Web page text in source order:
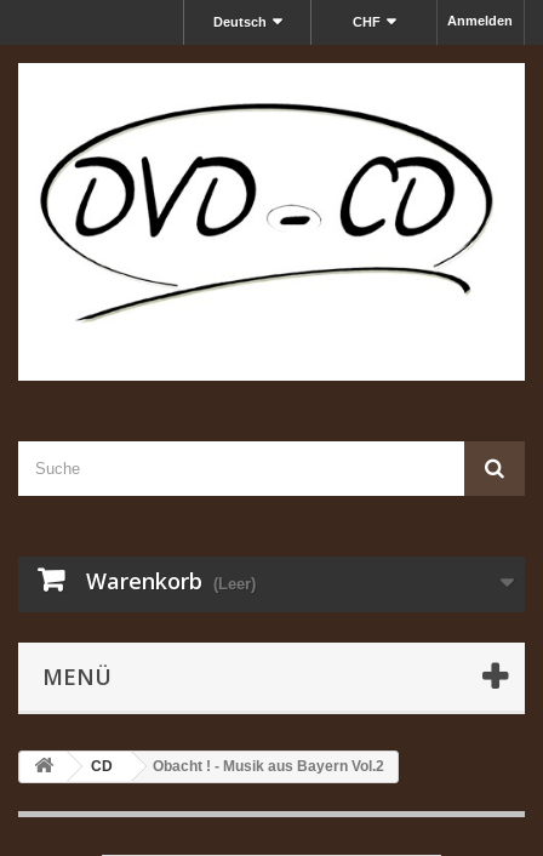
Anmelden
CHF
Deutsch
Warenkorb (Leer)
MENÜ
CD Obacht ! - Musik aus Bayern Vol.2